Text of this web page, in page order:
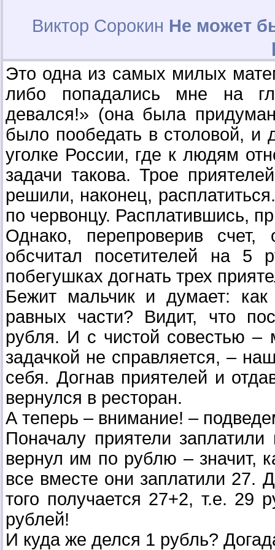
Виктор Сорокин Не может
Это одна из самых милых
либо попадались мне на
девался!» (она была
было пообедать в столовой, и
уголке России, где к людям
задачи такова. Трое
решили, наконец,
по червонцу. Расплатившись,
Однако, перепроверив
обсчитал посетителей на 5
побегушках догнать трех
Бежит мальчик и думает:
равных части? Видит, что
рубля. И с чистой совестью –
задачкой не справляется, –
себя. Догнав приятелей и
вернулся в ресторан.
А теперь – внимание! –
Поначалу приятели
вернул им по рублю – значит,
все вместе они заплатили
того получается 27+2, т.е. 29
рублей!
И куда же делся 1 рубль?